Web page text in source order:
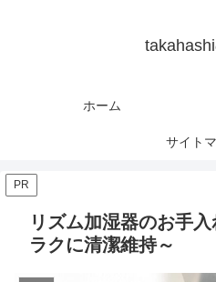
ホーム
サイト
PR
リズム加湿器のお手
ラクに清潔維持～